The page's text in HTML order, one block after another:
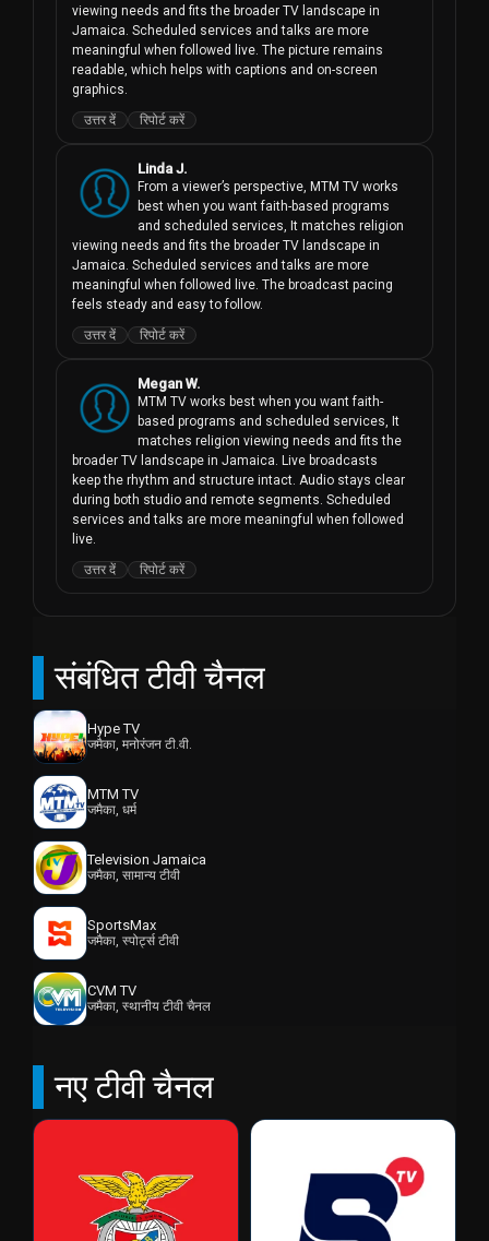
संबंधित टीवी चैनल
Hype TV
जमैका, मनोरंजन टी.वी.
MTM TV
जमैका, धर्म
Television Jamaica
जमैका, सामान्य टीवी
SportsMax
जमैका, स्पोर्ट्स टीवी
CVM TV
जमैका, स्थानीय टीवी चैनल
नए टीवी चैनल
viewing needs and fits the broader TV landscape in
Jamaica. Scheduled services and talks are more
meaningful when followed live. The picture remains
readable, which helps with captions and on-screen
graphics.
उत्तर दें
रिपोर्ट करें
Linda J.
From a viewer’s perspective, MTM TV works
best when you want faith-based programs
and scheduled services, It matches religion
viewing needs and fits the broader TV landscape in
Jamaica. Scheduled services and talks are more
meaningful when followed live. The broadcast pacing
feels steady and easy to follow.
उत्तर दें
रिपोर्ट करें
Megan W.
MTM TV works best when you want faith-
based programs and scheduled services, It
matches religion viewing needs and fits the
broader TV landscape in Jamaica. Live broadcasts
keep the rhythm and structure intact. Audio stays clear
during both studio and remote segments. Scheduled
services and talks are more meaningful when followed
live.
उत्तर दें
रिपोर्ट करें